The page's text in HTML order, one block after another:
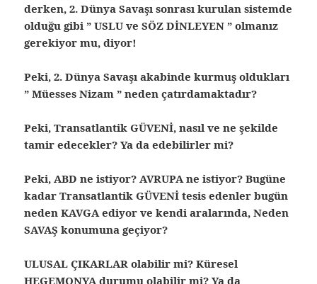
derken, 2. Dünya Savaşı sonrası kurulan sistemde
olduğu gibi ” USLU ve SÖZ DİNLEYEN ” olmanız
gerekiyor mu, diyor!
Peki, 2. Dünya Savaşı akabinde kurmuş oldukları
” Müesses Nizam ” neden çatırdamaktadır?
Peki, Transatlantik GÜVENİ, nasıl ve ne şekilde
tamir edecekler? Ya da edebilirler mi?
Peki, ABD ne istiyor? AVRUPA ne istiyor? Bugüne
kadar Transatlantik GÜVENİ tesis edenler bugün
neden KAVGA ediyor ve kendi aralarında, Neden
SAVAŞ konumuna geçiyor?
ULUSAL ÇIKARLAR olabilir mi? Küresel
HEGEMONYA durumu olabilir mi? Ya da